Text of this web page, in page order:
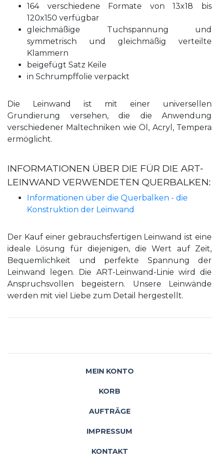
164 verschiedene Formate von 13x18 bis
120x150 verfügbar
gleichmäßige Tuchspannung und
symmetrisch und gleichmäßig verteilte
Klammern
beigefügt Satz Keile
in Schrumpffolie verpackt
Die Leinwand ist mit einer universellen
Grundierung versehen, die die Anwendung
verschiedener Maltechniken wie Öl, Acryl, Tempera
ermöglicht.
INFORMATIONEN ÜBER DIE FÜR DIE ART-
LEINWAND VERWENDETEN QUERBALKEN:
Informationen über die Querbalken - die
Konstruktion der Leinwand
Der Kauf einer gebrauchsfertigen Leinwand ist eine
ideale Lösung für diejenigen, die Wert auf Zeit,
Bequemlichkeit und perfekte Spannung der
Leinwand legen. Die ART-Leinwand-Linie wird die
Anspruchsvollen begeistern. Unsere Leinwände
werden mit viel Liebe zum Detail hergestellt.
MEIN KONTO
KORB
AUFTRÄGE
IMPRESSUM
KONTAKT